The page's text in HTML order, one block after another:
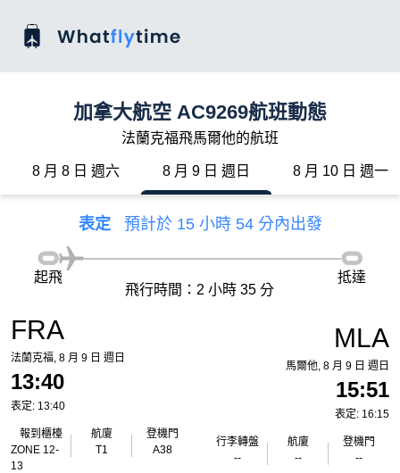
加拿大航空 AC9269航班動態
法蘭克福飛馬爾他的航班
8 月 8 日 週六 8 月 9 日 週日 8 月 10 日 週一
表定 預計於 15 小時 54 分內出發
FRA
法蘭克福, 8 月 9 日 週日
13:40
表定: 13:40
報到櫃檯
ZONE 12-
13
航廈
T1
登機門
A38
起飛
飛行時間：2 小時 35 分
抵達
MLA
馬爾他, 8 月 9 日 週日
15:51
表定: 16:15
行李轉盤
--
航廈
--
登機門
--